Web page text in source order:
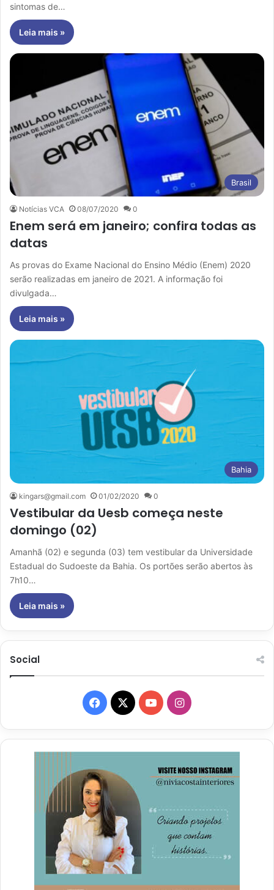
sintomas de…
Leia mais »
Brasil
Notícias VCA 08/07/2020 0
Enem será em janeiro; confira todas as
datas
As provas do Exame Nacional do Ensino Médio (Enem) 2020
serão realizadas em janeiro de 2021. A informação foi
divulgada…
Leia mais »
Bahia
kingars@gmail.com 01/02/2020 0
Vestibular da Uesb começa neste
domingo (02)
Amanhã (02) e segunda (03) tem vestibular da Universidade
Estadual do Sudoeste da Bahia. Os portões serão abertos às
7h10…
Leia mais »
Social
Facebook
X YouTubeInstagram